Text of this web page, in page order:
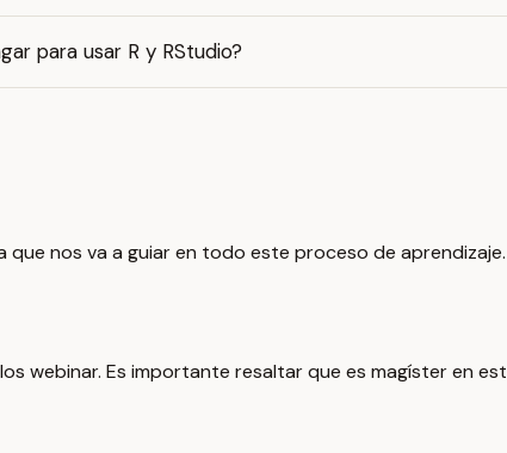
para usar R y RStudio?
nos va a guiar en todo este proceso de
webinar. Es importante resaltar que es magíster en